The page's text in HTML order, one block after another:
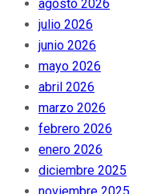
agosto 2026
julio 2026
junio 2026
mayo 2026
abril 2026
marzo 2026
febrero 2026
enero 2026
diciembre 2025